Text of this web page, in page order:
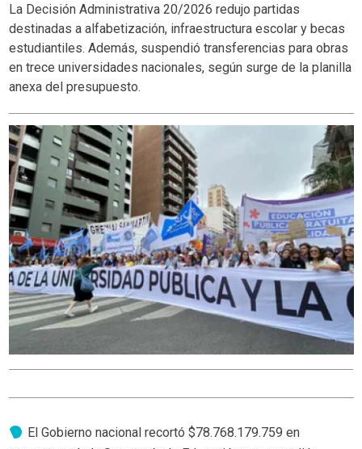
La Decisión Administrativa 20/2026 redujo partidas
destinadas a alfabetización, infraestructura escolar y becas
estudiantiles. Además, suspendió transferencias para obras
en trece universidades nacionales, según surge de la planilla
anexa del presupuesto.
El Gobierno nacional recortó $78.768.179.759 en